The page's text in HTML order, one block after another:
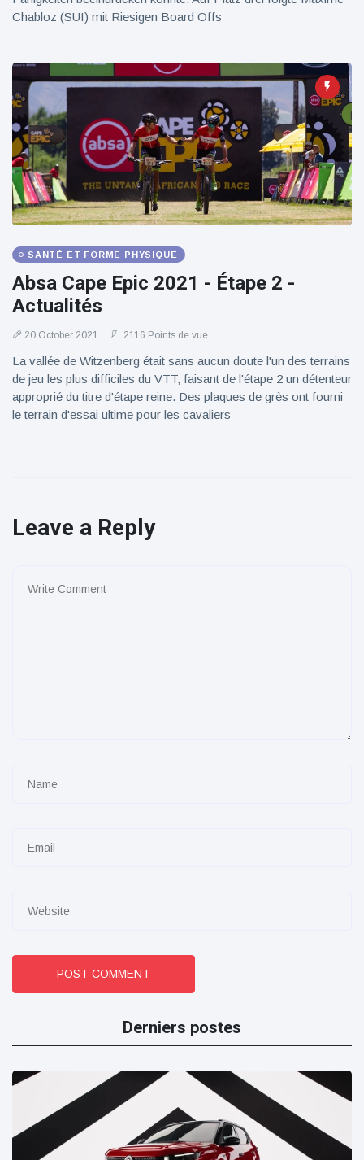
Chabloz (SUI) mit Riesigen Board Offs
SANTÉ ET FORME PHYSIQUE
Absa Cape Epic 2021 - Étape 2 -
Actualités
20 October 2021 2116 Points de vue
La vallée de Witzenberg était sans aucun doute l'un des terrains
de jeu les plus difficiles du VTT, faisant de l'étape 2 un détenteur
approprié du titre d'étape reine. Des plaques de grès ont fourni
le terrain d'essai ultime pour les cavaliers
Leave a Reply
POST COMMENT
Derniers postes